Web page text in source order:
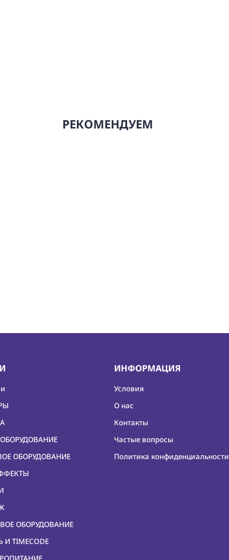
РЕКОМЕНДУЕМ
ОБОРУДОВАНИЕ
ОБОРУДОВАНИЕ
И TIMECODE
ИНФОРМАЦИЯ
Условия
О нас
Контакты
Частые вопросы
Политика конфиденциальности